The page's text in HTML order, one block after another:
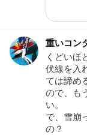
重いコン
くどいほ
伏線を入
ては諦め
ので、も
い。
で、雪崩
の？